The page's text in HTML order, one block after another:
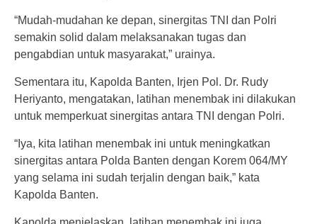
“Mudah-mudahan ke depan, sinergitas TNI dan Polri
semakin solid dalam melaksanakan tugas dan
pengabdian untuk masyarakat,” urainya.
Sementara itu, Kapolda Banten, Irjen Pol. Dr. Rudy
Heriyanto, mengatakan, latihan menembak ini dilakukan
untuk memperkuat sinergitas antara TNI dengan Polri.
“Iya, kita latihan menembak ini untuk meningkatkan
sinergitas antara Polda Banten dengan Korem 064/MY
yang selama ini sudah terjalin dengan baik,” kata
Kapolda Banten.